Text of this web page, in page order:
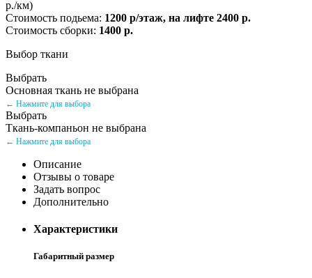
р./км)
Стоимость подьема: 1200 р/этаж, на лифте 2400 р.
Стоимость сборки: 1400 р.
Выбор ткани
Выбрать
Основная ткань не выбрана
← Нажмите для выбора
Выбрать
Ткань-компаньон не выбрана
← Нажмите для выбора
Описание
Отзывы о товаре
Задать вопрос
Дополнительно
Характеристики
Габаритный размер